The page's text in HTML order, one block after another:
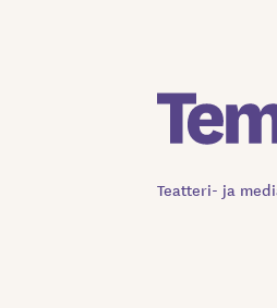
Teatteri- ja